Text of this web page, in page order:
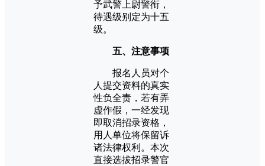
予武警上尉警衔，
待遇级别定为十五
级。
五、注意事项
报名人员对个
人提交资料的真实
性负全责，若有弄
虚作假，一经发现
即取消招录资格，
用人单位将保留诉
诸法律权利。本次
直接选拔招录警官